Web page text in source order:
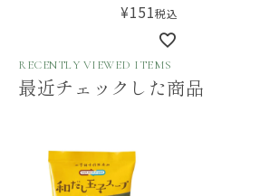
¥151税込
RECENTLY VIEWED ITEMS
最近チェックした商品